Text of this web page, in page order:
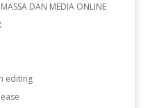
DAN MEDIA ONLINE
editing